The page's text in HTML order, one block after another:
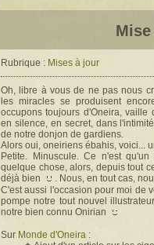
Rubrique : Mises à jour
Oh, libre à vous de ne pas nous
les miracles se produisent
occupons toujours d'Oneira, vaille
en silence, en secret, dans
de notre donjon de gardiens.
Alors oui, oneiriens ébahis, voici...
Petite. Minuscule. Ce n'est
quelque chose, alors, depuis tout
déjà bien
. Nous, en tout cas,
C'est aussi l'occasion pour moi de
pompe notre tout nouvel
notre bien connu Onirian
Sur Monde d'Oneira :